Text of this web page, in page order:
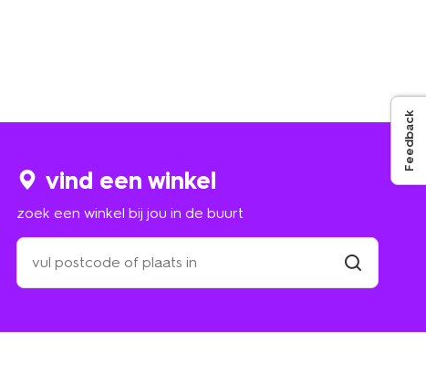
vind een winkel
zoek een winkel bij jou in de buurt
zoek
een
winkel
in
Feedback